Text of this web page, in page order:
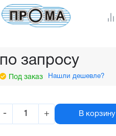
по запросу
Под заказ Нашли дешевле?
- + В корзину